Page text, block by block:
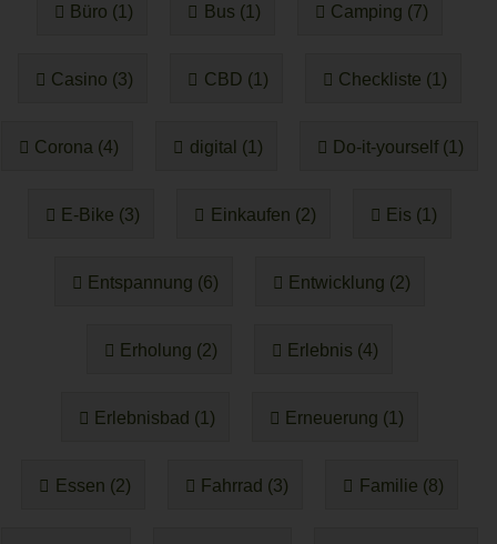
Büro (1) Bus (1) Camping (7)
Casino (3) CBD (1) Checkliste (1)
Corona (4) digital (1) Do-it-yourself (1)
E-Bike (3) Einkaufen (2) Eis (1)
Entspannung (6) Entwicklung (2)
Erholung (2) Erlebnis (4)
Erlebnisbad (1) Erneuerung (1)
Essen (2) Fahrrad (3) Familie (8)